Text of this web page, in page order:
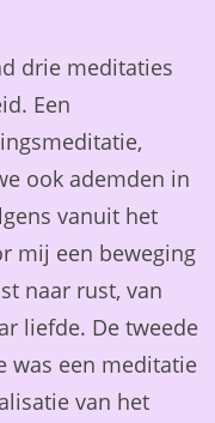
drie meditaties
Een
ook ademden in
vanuit het
mij een beweging
naar rust, van
liefde. De tweede
was een meditatie
van het